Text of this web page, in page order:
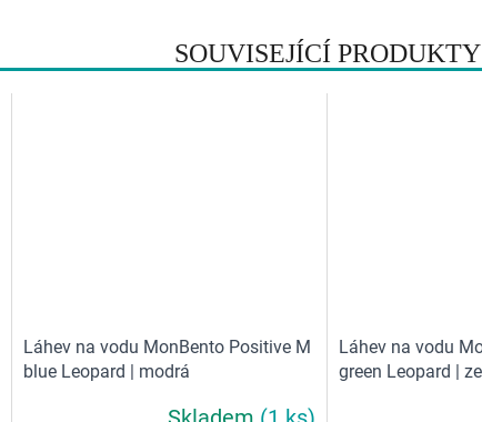
SOUVISEJÍCÍ PRODUKTY
Láhev na vodu MonBento Positive M
blue Leopard | modrá
Láhev na vodu
green Leopard |